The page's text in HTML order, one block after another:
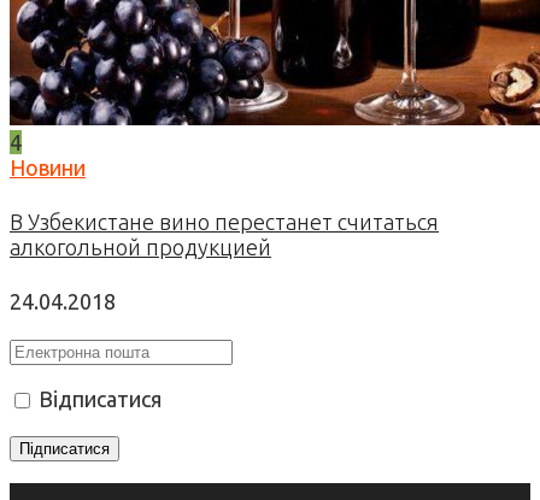
4
Новини
В Узбекистане вино перестанет считаться
алкогольной продукцией
24.04.2018
Відписатися